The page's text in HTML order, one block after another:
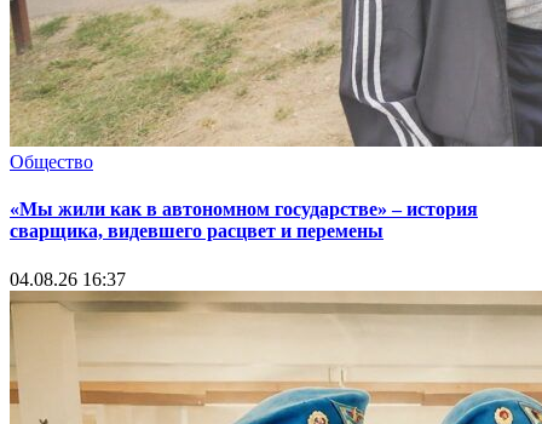
Общество
«Мы жили как в автономном государстве» – история
сварщика, видевшего расцвет и перемены
04.08.26 16:37